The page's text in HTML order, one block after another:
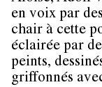
en voix par
chair à cette
éclairée par
peints,
griffonnés